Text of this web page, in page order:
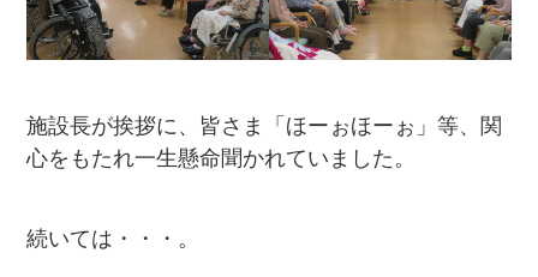
施設長が挨拶に、皆さま「ほーぉほーぉ」等、関
心をもたれ一生懸命聞かれていました。
続いては・・・。